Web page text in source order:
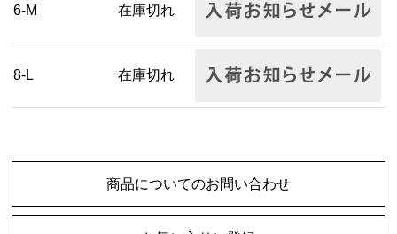
6-M 在庫切れ
8-L 在庫切れ
商品についてのお問い合わせ